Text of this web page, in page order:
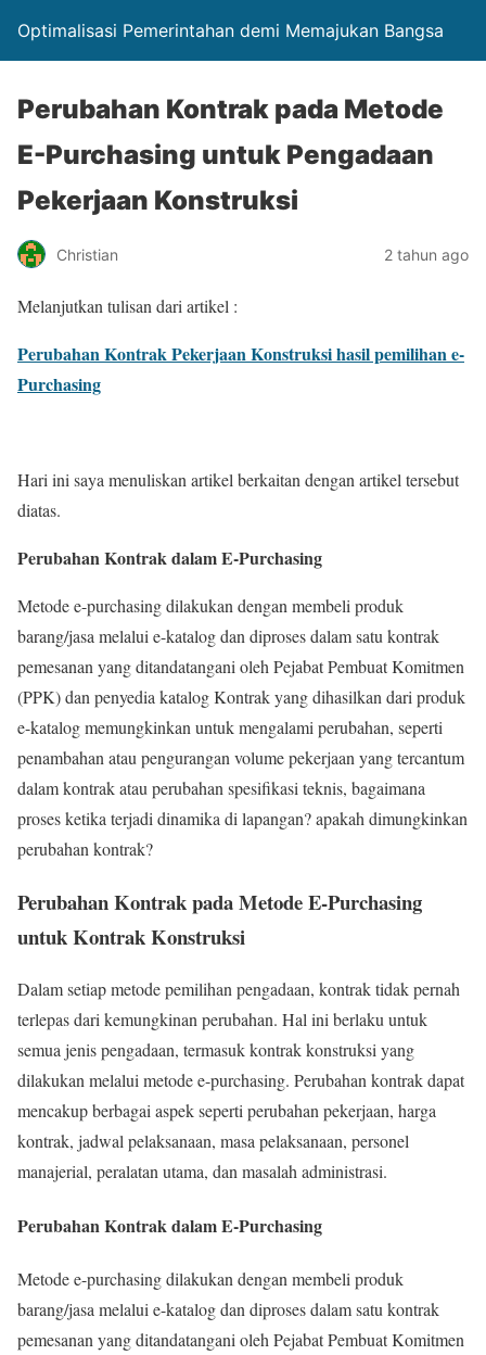
Optimalisasi Pemerintahan demi Memajukan Bangsa
Perubahan Kontrak pada Metode
E-Purchasing untuk Pengadaan
Pekerjaan Konstruksi
Christian 2 tahun ago
Melanjutkan tulisan dari artikel :
Perubahan Kontrak Pekerjaan Konstruksi hasil pemilihan e-
Purchasing
Hari ini saya menuliskan artikel berkaitan dengan artikel tersebut
diatas.
Perubahan Kontrak dalam E-Purchasing
Metode e-purchasing dilakukan dengan membeli produk
barang/jasa melalui e-katalog dan diproses dalam satu kontrak
pemesanan yang ditandatangani oleh Pejabat Pembuat Komitmen
(PPK) dan penyedia katalog Kontrak yang dihasilkan dari produk
e-katalog memungkinkan untuk mengalami perubahan, seperti
penambahan atau pengurangan volume pekerjaan yang tercantum
dalam kontrak atau perubahan spesifikasi teknis, bagaimana
proses ketika terjadi dinamika di lapangan? apakah dimungkinkan
perubahan kontrak?
Perubahan Kontrak pada Metode E-Purchasing
untuk Kontrak Konstruksi
Dalam setiap metode pemilihan pengadaan, kontrak tidak pernah
terlepas dari kemungkinan perubahan. Hal ini berlaku untuk
semua jenis pengadaan, termasuk kontrak konstruksi yang
dilakukan melalui metode e-purchasing. Perubahan kontrak dapat
mencakup berbagai aspek seperti perubahan pekerjaan, harga
kontrak, jadwal pelaksanaan, masa pelaksanaan, personel
manajerial, peralatan utama, dan masalah administrasi.
Perubahan Kontrak dalam E-Purchasing
Metode e-purchasing dilakukan dengan membeli produk
barang/jasa melalui e-katalog dan diproses dalam satu kontrak
pemesanan yang ditandatangani oleh Pejabat Pembuat Komitmen